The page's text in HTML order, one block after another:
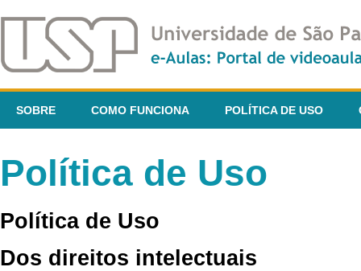
SOBRE COMO FUNCIONA POLÍTICA DE USO
Política de Uso
Política de Uso
Dos direitos intelectuais